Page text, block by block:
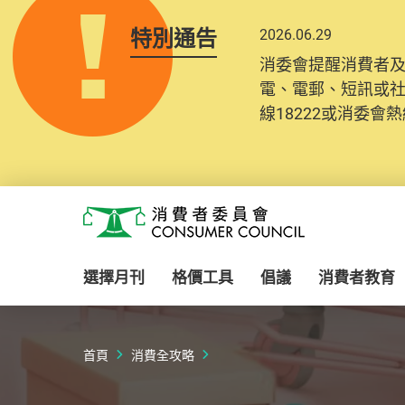
特別通告 2026.06.29
消委會提醒消費者
電、電郵、短訊或
線18222或消委會
消費者委員會
選擇月刊 格價工具 倡議 消費者教育
首頁 消費全攻略